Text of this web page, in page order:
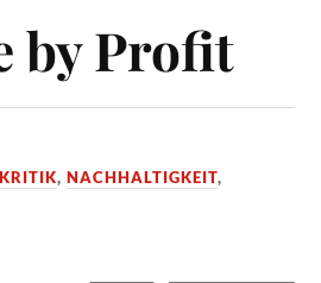
by Profit
,NACHHALTIGKEIT,